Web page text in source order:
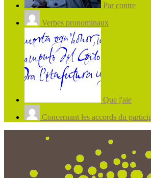
Par contre
Verbes pronominaux
Que j'aie
Concernant les accords du